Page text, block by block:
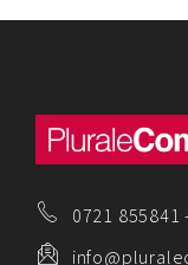
0721 855841